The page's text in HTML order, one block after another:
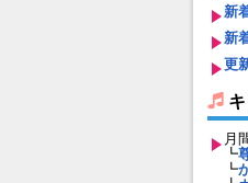
新
新
更
月
┗
┗